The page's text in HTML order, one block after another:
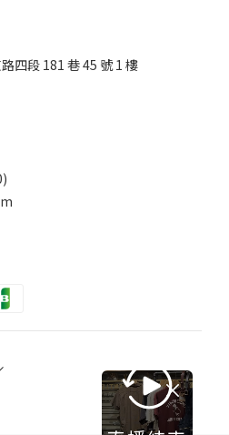
四段 181 巷 45 號 1 樓